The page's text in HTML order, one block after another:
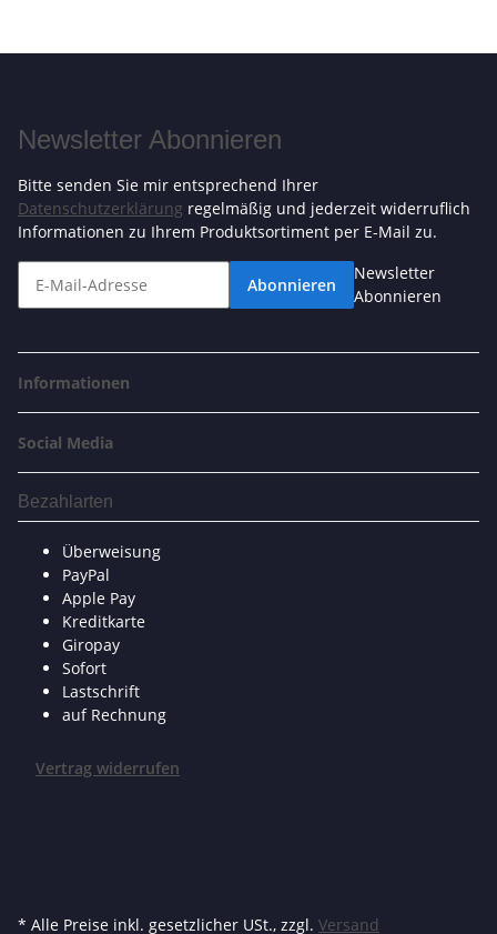
Newsletter Abonnieren
Bitte senden Sie mir entsprechend Ihrer
Datenschutzerklärung regelmäßig und jederzeit widerruflich
Informationen zu Ihrem Produktsortiment per E-Mail zu.
Abonnieren
Newsletter
Abonnieren
Informationen
Social Media
Bezahlarten
Überweisung
PayPal
Apple Pay
Kreditkarte
Giropay
Sofort
Lastschrift
auf Rechnung
Vertrag widerrufen
* Alle Preise inkl. gesetzlicher USt., zzgl. Versand